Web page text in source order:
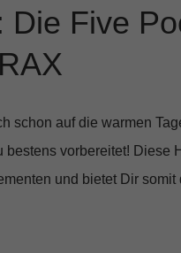
Die Five
schon auf die warmen
bestens vorbereitet! Diese
und bietet Dir